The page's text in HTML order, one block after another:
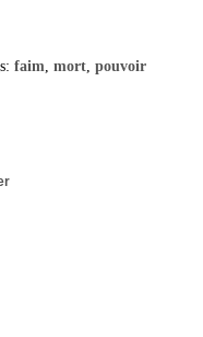
faim mort pouvoir